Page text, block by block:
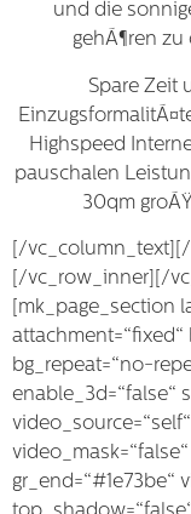
und die
gehÃ¶ren zu
Spare Zeit
Highspeed
pauschalen
30qm
[/
[/vc_row_inner][/
[mk_page_section
bg_repeat=“no-
enable_3d=“false“
gr_end=“#1e73be“